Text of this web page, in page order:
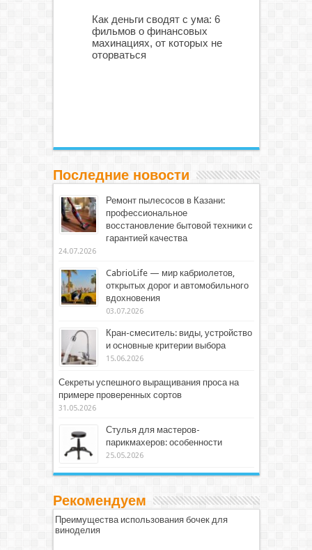
Как деньги сводят с ума: 6
фильмов о финансовых
махинациях, от которых не
оторваться
Последние новости
Ремонт пылесосов в Казани:
профессиональное
восстановление бытовой техники с
гарантией качества
24.07.2026
CabrioLife — мир кабриолетов,
открытых дорог и автомобильного
вдохновения
03.07.2026
Кран-смеситель: виды, устройство
и основные критерии выбора
15.06.2026
Секреты успешного выращивания проса на
примере проверенных сортов
31.05.2026
Стулья для мастеров-
парикмахеров: особенности
25.05.2026
Рекомендуем
Преимущества использования бочек для
виноделия